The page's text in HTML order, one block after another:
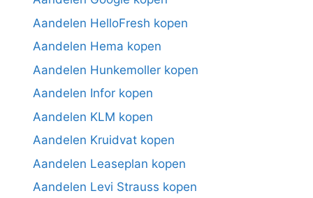
Aandelen HelloFresh kopen
Aandelen Hema kopen
Aandelen Hunkemoller kopen
Aandelen Infor kopen
Aandelen KLM kopen
Aandelen Kruidvat kopen
Aandelen Leaseplan kopen
Aandelen Levi Strauss kopen